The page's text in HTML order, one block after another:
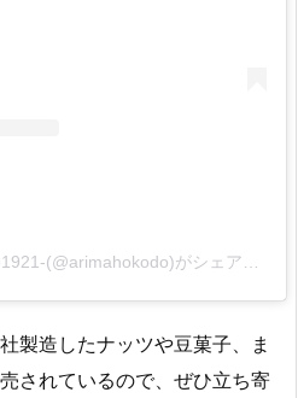
製造したナッツや豆菓子、ま
されているので、ぜひ立ち寄